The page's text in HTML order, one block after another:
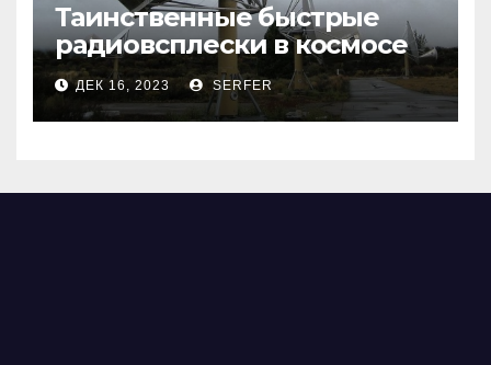
Таинственные быстрые
радиовсплески в космосе
сделались все более
странными
ДЕК 16, 2023 SERFER